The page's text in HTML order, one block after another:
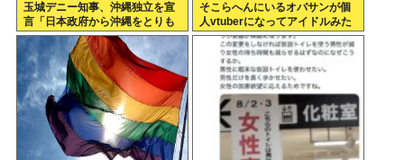
玉城デニー知事、沖縄独立を宣
言「日本政府から沖縄をとりも
ろす！！」
そこらへんにいるオバサンが個
人vtuberになってアイドルみた
いに扱わてるのヤバない？